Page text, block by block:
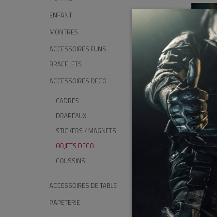
ENFANT
MONTRES
ACCESSOIRES FUNS
BRACELETS
ACCESSOIRES DECO
CADRES
DRAPEAUX
STICKERS / MAGNETS
OBJETS DECO
COUSSINS
ACCESSOIRES DE TABLE
PAPETERIE